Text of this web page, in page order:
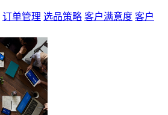
订单管理 选品策略 客户满意度 客户